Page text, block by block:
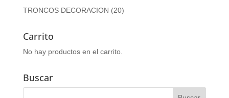
TRONCOS DECORACION (20)
Carrito
No hay productos en el carrito.
Buscar